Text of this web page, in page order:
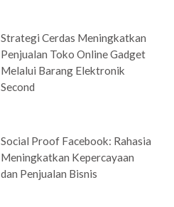
Strategi Cerdas Meningkatkan
Penjualan Toko Online Gadget
Melalui Barang Elektronik
Second
Social Proof Facebook: Rahasia
Meningkatkan Kepercayaan
dan Penjualan Bisnis